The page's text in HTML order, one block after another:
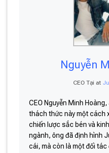
Nguyễn
CEO Tại at
CEO Nguyễn Minh
thách thức này một cách
chiến lược sắc bén và
ngành, ông đã định hình
cái, mà còn là một đối